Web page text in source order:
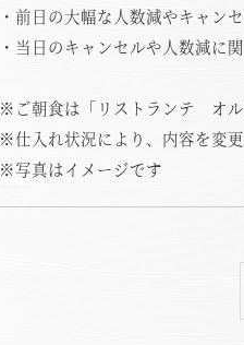
・前日の大幅な人数減やキャン
・当日のキャンセルや人数減に
※ご朝食は「リストランテ オル
※仕入れ状況により、内容を変
※写真はイメージです